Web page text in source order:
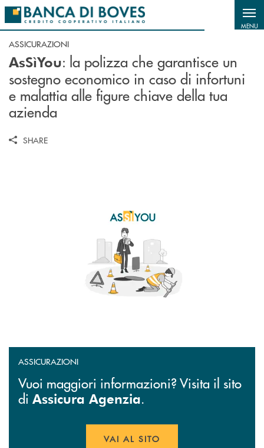
Salta al contenuto principale
MENU
ASSICURAZIONI
AsSìYou: la polizza che garantisce un
sostegno economico in caso di infortuni
e malattia alle figure chiave della tua
azienda
SHARE
ASSICURAZIONI
Vuoi maggiori informazioni? Visita il sito
di Assicura Agenzia.
VAI AL SITO